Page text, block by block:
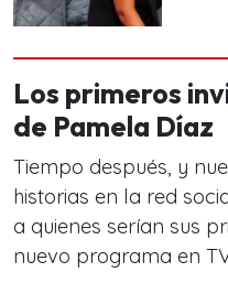
Los primeros
de Pamela Díaz
Tiempo después, y
historias en la red
a quienes serían sus
nuevo programa en